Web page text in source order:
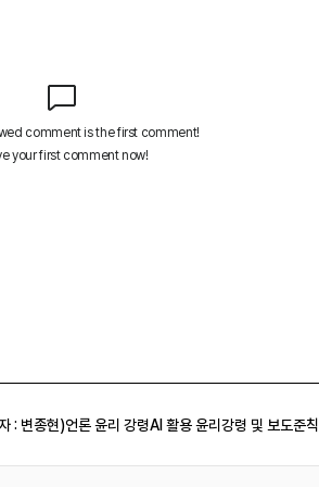
: 변종현)언론 윤리 강령AI 활용 윤리강령 및 보도준칙